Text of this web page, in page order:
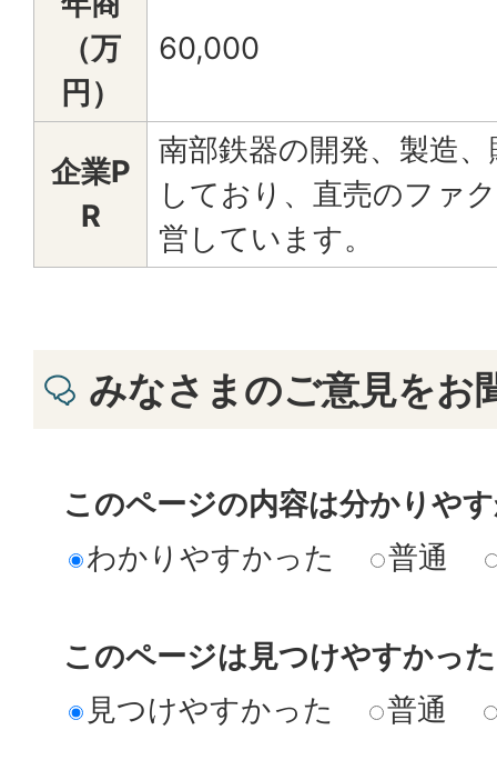
（万
円）
60,000
企業P
R
南部鉄器の開発、製造
しており、直売のファ
営しています。
みなさまのご意見をお
このページの内容は分かりや
わかりやすかった
普通
このページは見つけやすかっ
見つけやすかった
普通